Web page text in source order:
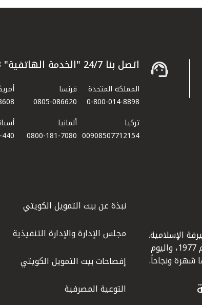
اتصل بنا 24/7 "الخدمة الهاتفية" 1803333
المملكة المتحدة
0-800-014-8898
فرنسا
0805-086620
تركيا
00908507712154​
ألمانيا
0800-181-7080
الإسلامية.
وهو أول بنك إسلامي أنشئ في دولة الكويت عام 1977، واليوم
شهرة ونجاحاً.
نبذة عن بيت التمويل الكويتي
مجلس الإدارة والإدارة التنفيذية
إفصاحات بيت التمويل الكويتي
التوعية المصرفية